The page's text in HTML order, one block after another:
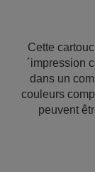
Cette
´impression
dans un
couleurs
peuvent